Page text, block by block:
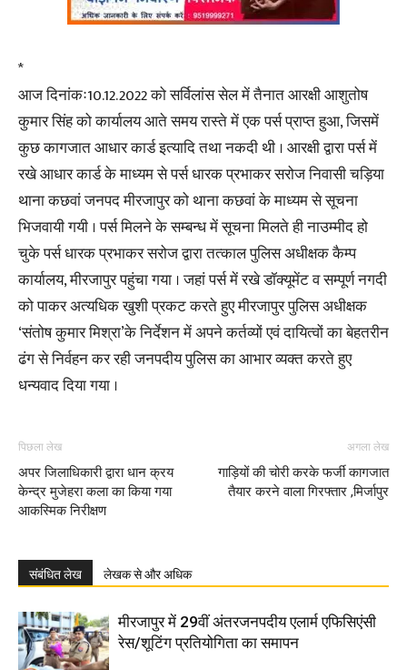
*
आज दिनांकः10.12.2022 को सर्विलांस सेल में तैनात आरक्षी आशुतोष
कुमार सिंह को कार्यालय आते समय रास्ते में एक पर्स प्राप्त हुआ, जिसमें
कुछ कागजात आधार कार्ड इत्यादि तथा नकदी थी । आरक्षी द्वारा पर्स में
रखे आधार कार्ड के माध्यम से पर्स धारक प्रभाकर सरोज निवासी चड़िया
थाना कछवां जनपद मीरजापुर को थाना कछवां के माध्यम से सूचना
भिजवायी गयी । पर्स मिलने के सम्बन्ध में सूचना मिलते ही नाउम्मीद हो
चुके पर्स धारक प्रभाकर सरोज द्वारा तत्काल पुलिस अधीक्षक कैम्प
कार्यालय, मीरजापुर पहुंचा गया । जहां पर्स में रखे डॉक्यूमेंट व सम्पूर्ण नगदी
को पाकर अत्यधिक खुशी प्रकट करते हुए मीरजापुर पुलिस अधीक्षक
‘संतोष कुमार मिश्रा’के निर्देशन में अपने कर्तव्यों एवं दायित्वों का बेहतरीन
ढंग से निर्वहन कर रही जनपदीय पुलिस का आभार व्यक्त करते हुए
धन्यवाद दिया गया ।
पिछला लेख
अपर जिलाधिकारी द्वारा धान क्रय
केन्द्र मुजेहरा कला का किया गया
आकस्मिक निरीक्षण
अगला लेख
गाड़ियों की चोरी करके फर्जी कागजात
तैयार करने वाला गिरफ्तार ,मिर्जापुर
संबंधित लेख लेखक से और अधिक
मीरजापुर में 29वीं अंतरजनपदीय एलार्म एफिसिएंसी
रेस/शूटिंग प्रतियोगिता का समापन